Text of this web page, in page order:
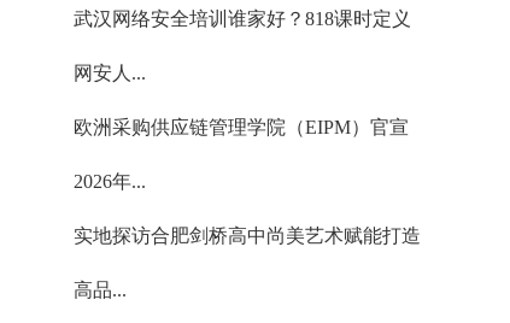
武汉网络安全培训谁家好？818课时定义
网安人...
欧洲采购供应链管理学院（EIPM）官宣
2026年...
实地探访合肥剑桥高中尚美艺术赋能打造
高品...